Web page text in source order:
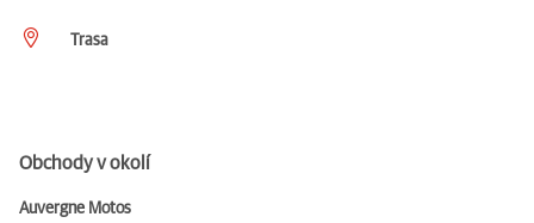
Trasa
Obchody v okolí
Auvergne Motos